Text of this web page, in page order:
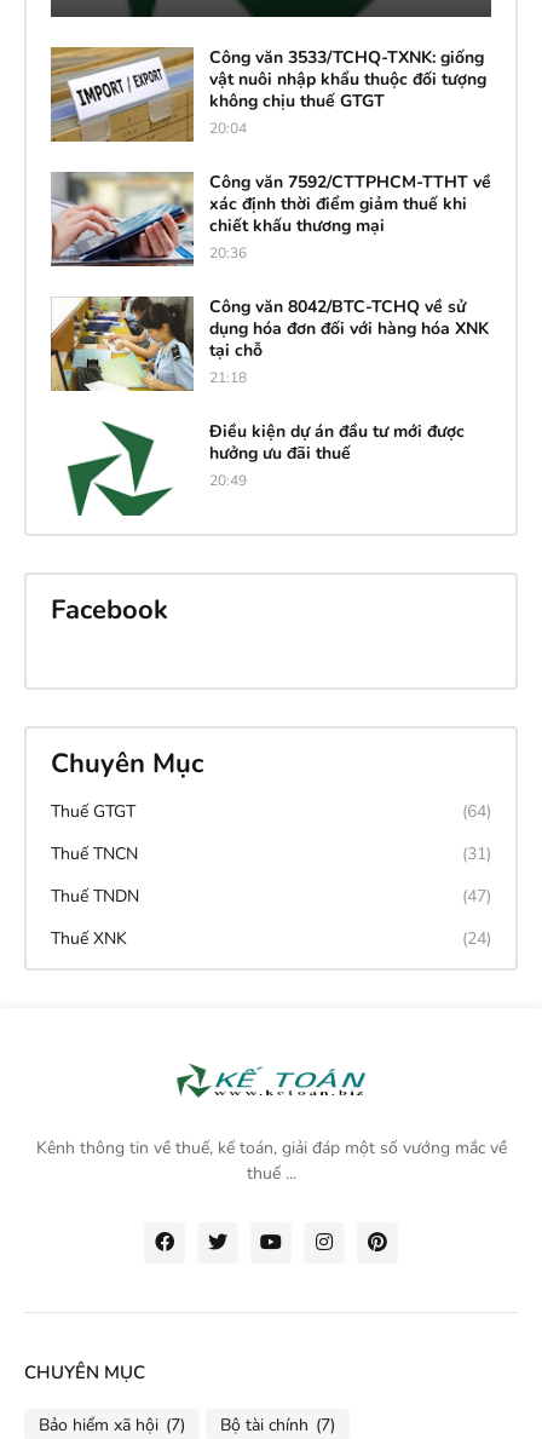
Công văn 3533/TCHQ-TXNK: giống
vật nuôi nhập khẩu thuộc đối tượng
không chịu thuế GTGT
20:04
Công văn 7592/CTTPHCM-TTHT về
xác định thời điểm giảm thuế khi
chiết khấu thương mại
20:36
Công văn 8042/BTC-TCHQ về sử
dụng hóa đơn đối với hàng hóa XNK
tại chỗ
21:18
Điều kiện dự án đầu tư mới được
hưởng ưu đãi thuế
20:49
Facebook
Chuyên Mục
Thuế GTGT
(64)
Thuế TNCN
(31)
Thuế TNDN
(47)
Thuế XNK
(24)
Kênh thông tin về thuế, kế toán, giải đáp một số vướng mắc về
thuế ...
CHUYÊN MỤC
Bảo hiểm xã hội (7) Bộ tài chính (7)